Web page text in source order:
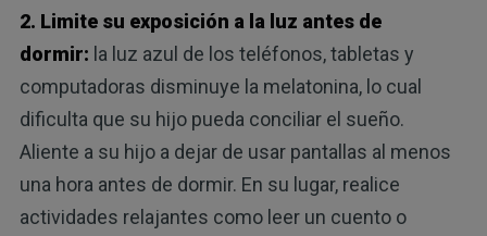
2. Limite su exposición a la luz antes de
dormir: la luz azul de los teléfonos, tabletas y
computadoras disminuye la melatonina, lo cual
dificulta que su hijo pueda conciliar el sueño.
Aliente a su hijo a dejar de usar pantallas al menos
una hora antes de dormir. En su lugar, realice
actividades relajantes como leer un cuento o